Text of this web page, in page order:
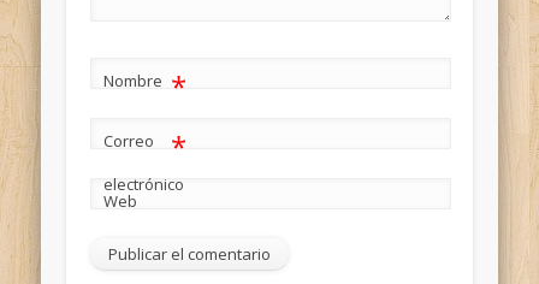
Nombre *
Correo
electrónico
*
Web